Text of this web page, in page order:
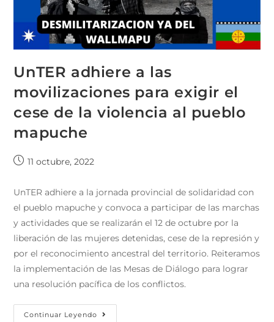
UnTER adhiere a las
movilizaciones para exigir el
cese de la violencia al pueblo
mapuche
11 octubre, 2022
UnTER adhiere a la jornada provincial de solidaridad con
el pueblo mapuche y convoca a participar de las marchas
y actividades que se realizarán el 12 de octubre por la
liberación de las mujeres detenidas, cese de la represión y
por el reconocimiento ancestral del territorio. Reiteramos
la implementación de las Mesas de Diálogo para lograr
una resolución pacífica de los conflictos.
Continuar Leyendo